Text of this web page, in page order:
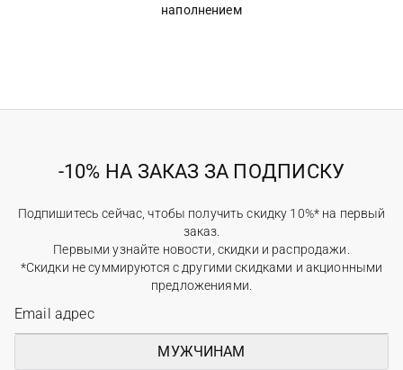
наполнением
-10% НА ЗАКАЗ ЗА ПОДПИСКУ
Подпишитесь сейчас, чтобы получить скидку 10%* на первый
заказ.
Первыми узнайте новости, скидки и распродажи.
*Скидки не суммируются с другими скидками и акционными
предложениями.
МУЖЧИНАМ